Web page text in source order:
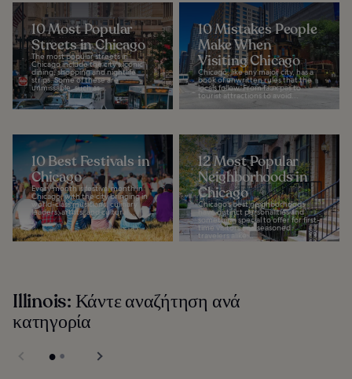
10 Most Popular
Streets in Chicago
The most popular streets in
Chicago include the city's iconic
dining, shopping and nightlife
strips. Some of these are
unmissable, such as...
10 Mistakes People
Make When
Visiting Chicago
Chicago, like any major city, has a
book of unwritten rules that the
locals follow. From faux pas to
tourist attractions to avoid...
10 Best Festivals in
Chicago
Every month is festival month in
Chicago, with the city bringing in
world-class musicians, culinary
leaders, artists, and cultural...
12 Most Popular
Neighborhoods in
Chicago
Chicago’s best neighborhoods
have distinct personalities and
something special to offer for first-
time visitors and seasoned
travelers alike...
Illinois: Κάντε αναζήτηση ανά
κατηγορία